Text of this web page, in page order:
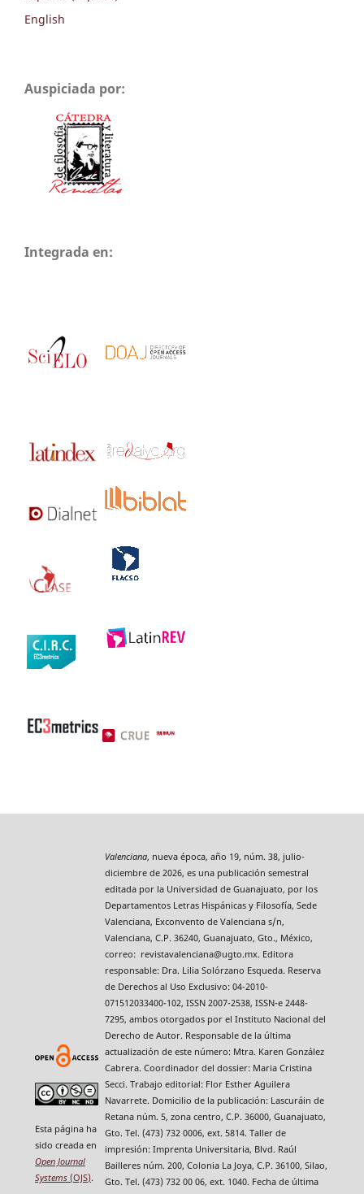
English
Auspiciada por:
Integrada en:
Esta página ha
sido creada en
Open Journal
Systems(OJS).
Valenciana, nueva época, año 19, núm. 38, julio-
diciembre de 2026, es una publicación semestral
editada por la Universidad de Guanajuato, por los
Departamentos Letras Hispánicas y Filosofía, Sede
Valenciana, Exconvento de Valenciana s/n,
Valenciana, C.P. 36240, Guanajuato, Gto., México,
correo: revistavalenciana@ugto.mx. Editora
responsable: Dra. Lilia Solórzano Esqueda. Reserva
de Derechos al Uso Exclusivo: 04-2010-
071512033400-102, ISSN 2007-2538, ISSN-e 2448-
7295, ambos otorgados por el Instituto Nacional del
Derecho de Autor. Responsable de la última
actualización de este número: Mtra. Karen González
Cabrera. Coordinador del dossier: Maria Cristina
Secci. Trabajo editorial: Flor Esther Aguilera
Navarrete. Domicilio de la publicación: Lascuráin de
Retana núm. 5, zona centro, C.P. 36000, Guanajuato,
Gto. Tel. (473) 732 0006, ext. 5814. Taller de
impresión: Imprenta Universitaria, Blvd. Raúl
Bailleres núm. 200, Colonia La Joya, C.P. 36100, Silao,
Gto. Tel. (473) 732 00 06, ext. 1040. Fecha de última